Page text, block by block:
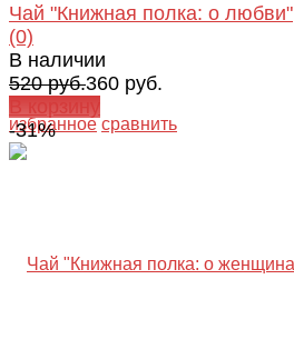
избранное сравнить
Чай "Книжная полка: о любви"
(0)
В наличии
520 руб.360 руб.
В корзину
-31%